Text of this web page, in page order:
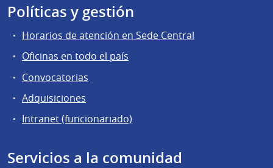
Políticas y gestión
Horarios de atención en Sede Central
Oficinas en todo el país
Convocatorias
Adquisiciones
Intranet (funcionariado)
Servicios a la comunidad